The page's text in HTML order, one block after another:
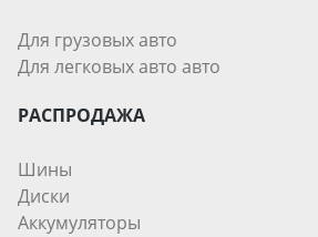
Для грузовых авто
Для легковых авто авто
РАСПРОДАЖА
Шины
Диски
Аккумуляторы